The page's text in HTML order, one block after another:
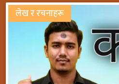
लेख र रचनाहरू